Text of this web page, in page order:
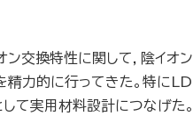
交換特性に関して，陰イ
力的に行ってきた。特に
て実用材料設計につなげ